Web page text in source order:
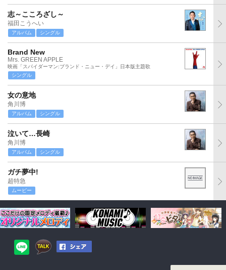
志～こころざし～
福田こうへい
アルバム シングル
Brand New
Mrs. GREEN APPLE
映画「スパイダーマン:ブランド・ニュー・デイ」日本版主題歌
シングル
女の意地
角川博
アルバム シングル
泣いて…長崎
角川博
アルバム シングル
ガチ夢中!
超特急
ムービー